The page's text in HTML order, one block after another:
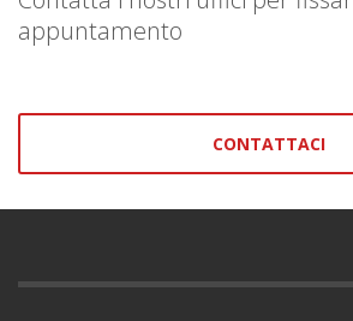
appuntamento
CONTATTACI